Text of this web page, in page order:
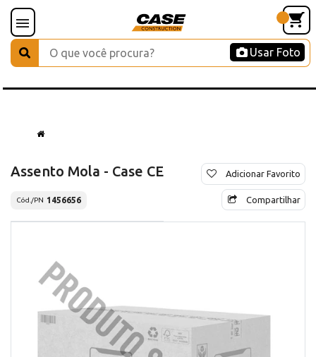
Usar Foto
Assento Mola - Case CE
Cód./PN 1456656
Adicionar Favorito
Compartilhar